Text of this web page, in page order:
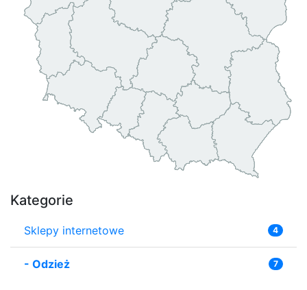
Kategorie
Sklepy internetowe 4
- Odzież 7